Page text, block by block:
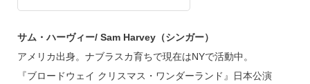
サム・ハーヴィー/ Sam Harvey（シンガー）
アメリカ出身。ナブラスカ育ちで現在はNYで活動中。
『ブロードウェイ クリスマス・ワンダーランド』日本公演